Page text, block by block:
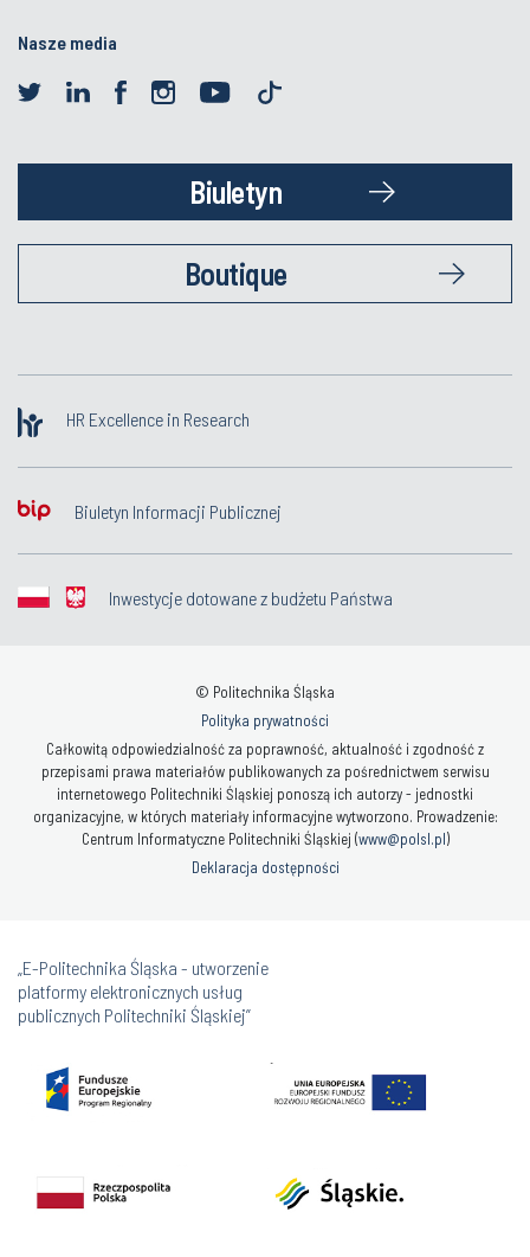
Nasze media
Biuletyn
Boutique
HR Excellence in Research
Biuletyn Informacji Publicznej
Inwestycje dotowane z budżetu Państwa
© Politechnika Śląska
Polityka prywatności
Całkowitą odpowiedzialność za poprawność, aktualność i zgodność z
przepisami prawa materiałów publikowanych za pośrednictwem serwisu
internetowego Politechniki Śląskiej ponoszą ich autorzy - jednostki
organizacyjne, w których materiały informacyjne wytworzono. Prowadzenie:
Centrum Informatyczne Politechniki Śląskiej (www@polsl.pl)
Deklaracja dostępności
„E-Politechnika Śląska - utworzenie
platformy elektronicznych usług
publicznych Politechniki Śląskiej”